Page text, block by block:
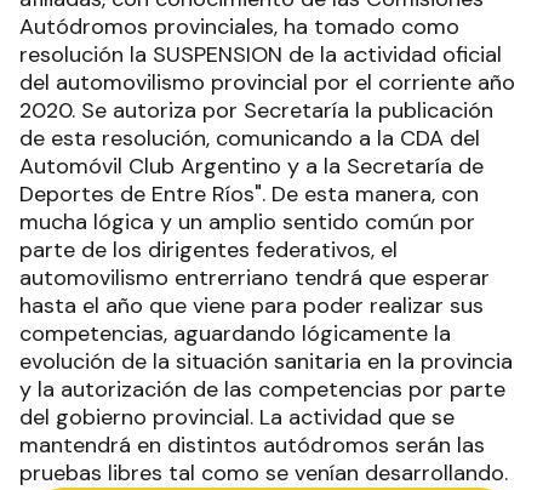
Autódromos provinciales, ha tomado como
resolución la SUSPENSION de la actividad oficial
del automovilismo provincial por el corriente año
2020. Se autoriza por Secretaría la publicación
de esta resolución, comunicando a la CDA del
Automóvil Club Argentino y a la Secretaría de
Deportes de Entre Ríos". De esta manera, con
mucha lógica y un amplio sentido común por
parte de los dirigentes federativos, el
automovilismo entrerriano tendrá que esperar
hasta el año que viene para poder realizar sus
competencias, aguardando lógicamente la
evolución de la situación sanitaria en la provincia
y la autorización de las competencias por parte
del gobierno provincial. La actividad que se
mantendrá en distintos autódromos serán las
pruebas libres tal como se venían desarrollando.